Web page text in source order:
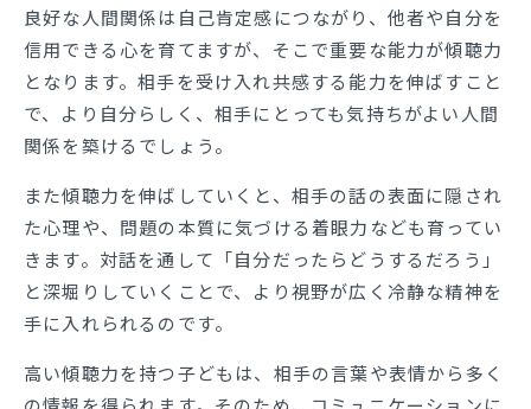
良好な人間関係は自己肯定感につながり、他者や自分を
信用できる心を育てますが、そこで重要な能力が傾聴力
となります。相手を受け入れ共感する能力を伸ばすこと
で、より自分らしく、相手にとっても気持ちがよい人間
関係を築けるでしょう。
また傾聴力を伸ばしていくと、相手の話の表面に隠され
た心理や、問題の本質に気づける着眼力なども育ってい
きます。対話を通して「自分だったらどうするだろう」
と深堀りしていくことで、より視野が広く冷静な精神を
手に入れられるのです。
高い傾聴力を持つ子どもは、相手の言葉や表情から多く